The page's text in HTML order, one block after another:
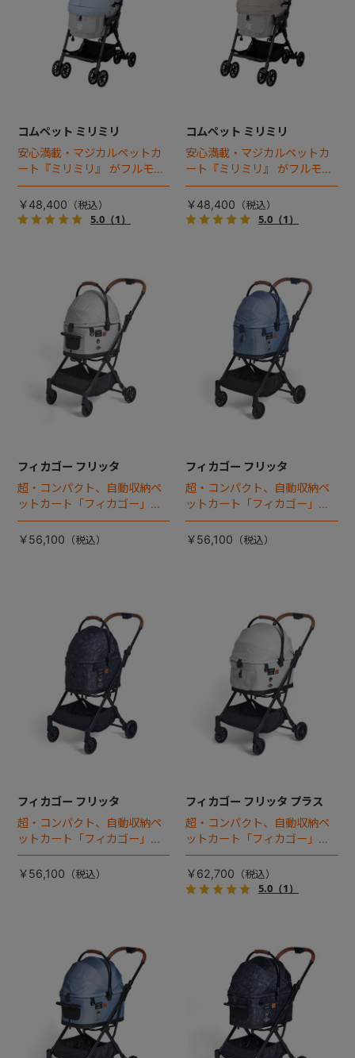
コムペット ミリミリ
安心満載・マジカルペットカ
ート『ミリミリ』 がフルモデ
ルチェンジ。 新機能「マジカ
ルフォールディング」搭載
￥48,400
5.0（1）
コムペット ミリミリ
安心満載・マジカルペットカ
ート『ミリミリ』 がフルモデ
ルチェンジ。 新機能「マジカ
ルフォールディング」搭載
￥48,400
5.0（1）
フィカゴー フリッタ
超・コンパクト、自動収納ペ
ットカート「フィカゴー」に
キャビン着脱タイプが新登
場！
￥56,100
フィカゴー フリッタ
超・コンパクト、自動収納ペ
ットカート「フィカゴー」に
キャビン着脱タイプが新登
場！
￥56,100
フィカゴー フリッタ
超・コンパクト、自動収納ペ
ットカート「フィカゴー」に
キャビン着脱タイプが新登
場！
￥56,100
フィカゴー フリッタ プラス
超・コンパクト、自動収納ペ
ットカート「フィカゴー」に
キャビン着脱タイプが新登
場！
￥62,700
5.0（1）